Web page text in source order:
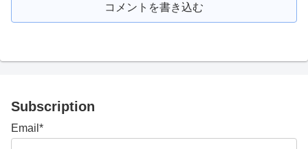
コメントを書き込む
Subscription
Email*